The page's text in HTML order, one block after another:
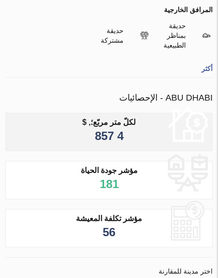
المرافق الخارجية
حديقة
بمناظر
الطبيعية
حديقة
مشتركة
أكثر
ABU DHABI - الإحصائيات
لكلّ متر مربّع؛, $
4 857
مؤشر جودة الحياة
181
مؤشر تكلفة المعيشة
56
اختر مدينة للمقارنة